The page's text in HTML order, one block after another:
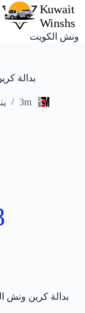
ونش الكويت
بدالة كرين
3m
بدالة كرين ونش